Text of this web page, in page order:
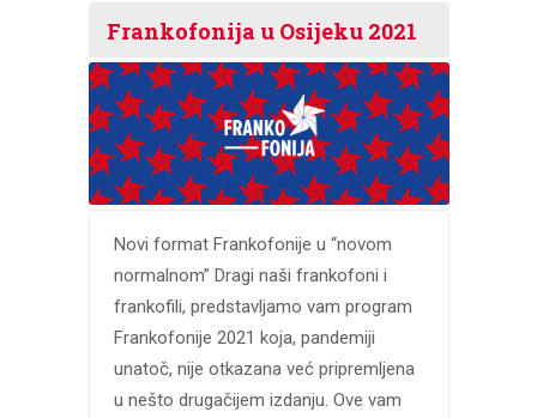
Frankofonija u Osijeku 2021
Novi format Frankofonije u “novom
normalnom” Dragi naši frankofoni i
frankofili, predstavljamo vam program
Frankofonije 2021 koja, pandemiji
unatoč, nije otkazana već pripremljena
u nešto drugačijem izdanju. Ove vam